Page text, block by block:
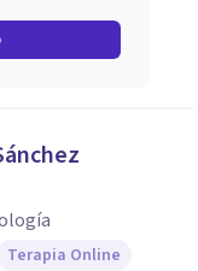
Terapia Online